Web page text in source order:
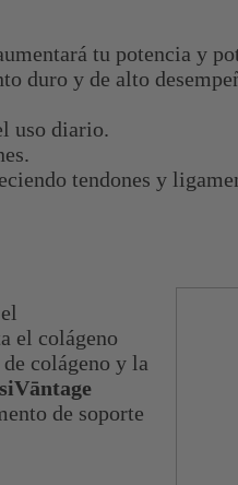
tu potencia y
duro y de alto
uso diario.
tendones y
el colágeno
colágeno y la
de soporte